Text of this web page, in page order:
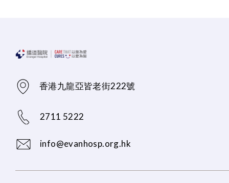
香港九龍亞皆老街222號
2711 5222
info@evanhosp.org.hk